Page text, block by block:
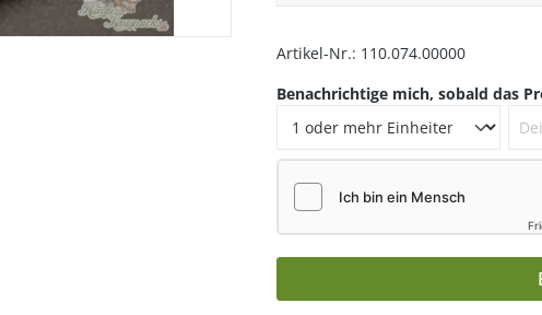
Artikel-Nr.: 110.074.00000
Benachrichtige mich, sobald das